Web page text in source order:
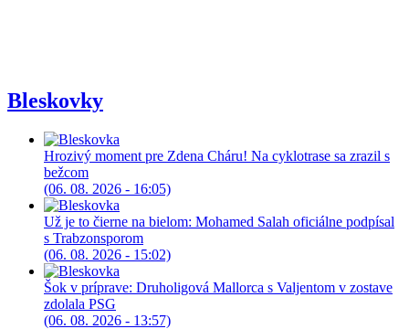
Bleskovky
Hrozivý moment pre Zdena Cháru! Na cyklotrase sa zrazil s
bežcom
(06. 08. 2026 - 16:05)
Už je to čierne na bielom: Mohamed Salah oficiálne podpísal
s Trabzonsporom
(06. 08. 2026 - 15:02)
Šok v príprave: Druholigová Mallorca s Valjentom v zostave
zdolala PSG
(06. 08. 2026 - 13:57)